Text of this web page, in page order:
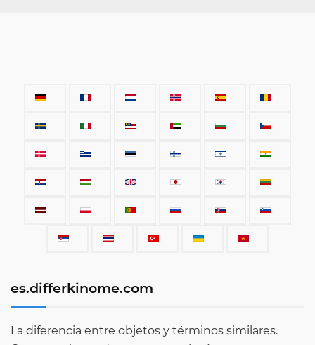
es.differkinome.com
La diferencia entre objetos y términos similares.